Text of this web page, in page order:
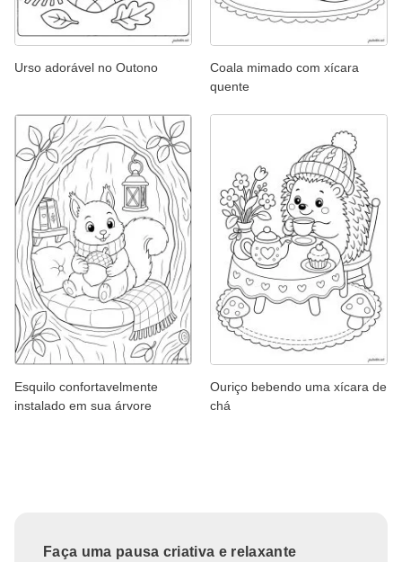
Urso adorável no Outono
Coala mimado com xícara
quente
Esquilo confortavelmente
instalado em sua árvore
Ouriço bebendo uma xícara de
chá
Faça uma pausa criativa e relaxante